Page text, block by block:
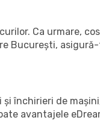
Ca urmare,
București,
închirieri de
avantajele